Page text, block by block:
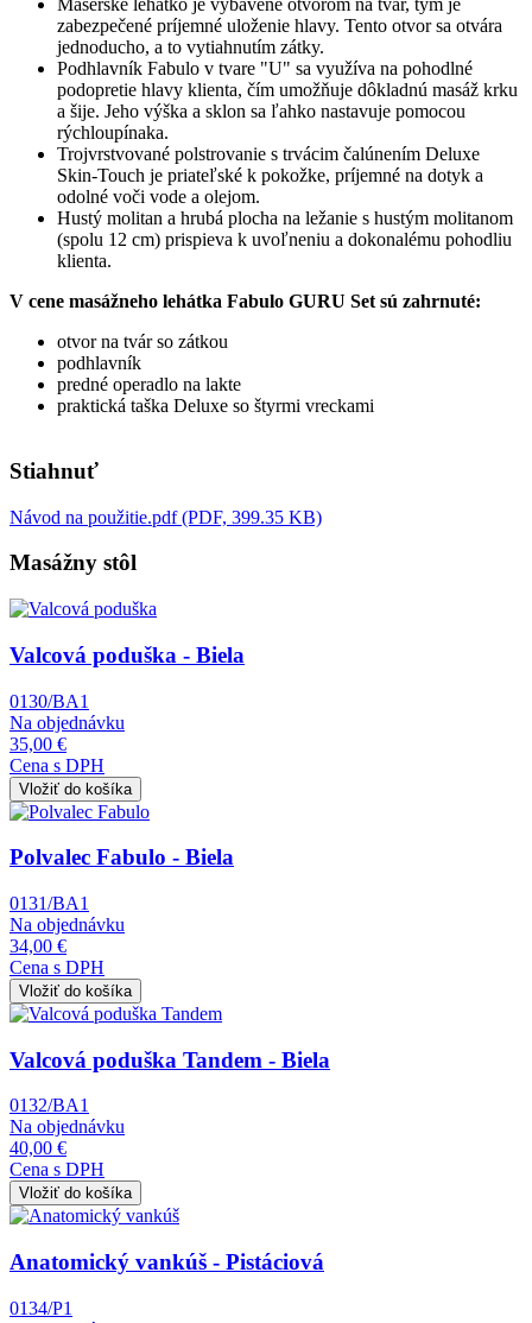
Masérske lehátko je vybavené otvorom na tvár, tým je
zabezpečené príjemné uloženie hlavy. Tento otvor sa otvára
jednoducho, a to vytiahnutím zátky.
Podhlavník Fabulo v tvare "U" sa využíva na pohodlné
podopretie hlavy klienta, čím umožňuje dôkladnú masáž krku
a šije. Jeho výška a sklon sa ľahko nastavuje pomocou
rýchloupínaka.
Trojvrstvované polstrovanie s trvácim čalúnením Deluxe
Skin-Touch je priateľské k pokožke, príjemné na dotyk a
odolné voči vode a olejom.
Hustý molitan a hrubá plocha na ležanie s hustým molitanom
(spolu 12 cm) prispieva k uvoľneniu a dokonalému pohodliu
klienta.
V cene masážneho lehátka Fabulo GURU Set sú zahrnuté:
otvor na tvár so zátkou
podhlavník
predné operadlo na lakte
praktická taška Deluxe so štyrmi vreckami
Stiahnuť
Návod na použitie.pdf (PDF, 399.35 KB)
Masážny stôl
Obrázok
Valcová poduška - Biela
0130/BA1
Na objednávku
35,00 €
Cena s DPH
Obrázok
Polvalec Fabulo - Biela
0131/BA1
Na objednávku
34,00 €
Cena s DPH
Obrázok
Valcová poduška Tandem - Biela
0132/BA1
Na objednávku
40,00 €
Cena s DPH
Obrázok
Anatomický vankúš - Pistáciová
0134/P1